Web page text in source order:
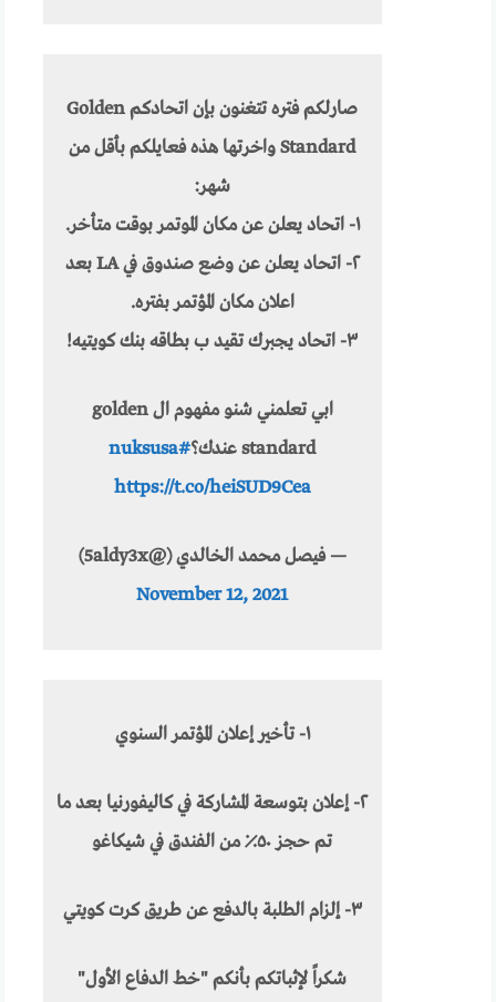
صارلكم فتره تتغنون بإن اتحادكم Golden
Standard واخرتها هذه فعايلكم بأقل من
شهر:
١- اتحاد يعلن عن مكان الموتمر بوقت متأخر.
٢- اتحاد يعلن عن وضع صندوق في LA بعد
اعلان مكان المؤتمر بفتره.
٣- اتحاد يجبرك تقيد ب بطاقه بنك كويتيه!
ابي تعلمني شنو مفهوم ال golden
standard عندك؟
#nuksusa
https://t.co/heiSUD9Cea
— فيصل محمد الخالدي (@5aldy3x)
November 12, 2021
١- تأخير إعلان المؤتمر السنوي
٢- إعلان بتوسعة المشاركة في كاليفورنيا بعد ما
تم حجز ٥٠٪ من الفندق في شيكاغو
٣- إلزام الطلبة بالدفع عن طريق كرت كويتي
شكراً لإثباتكم بأنكم "خط الدفاع الأول"